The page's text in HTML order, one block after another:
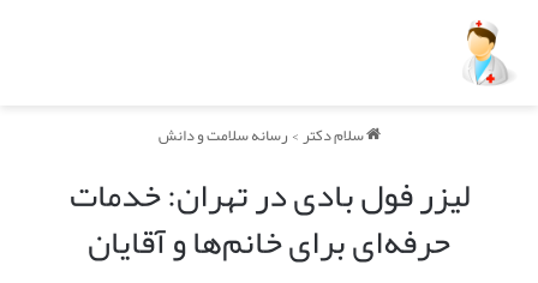
سلام دکتر>رسانه سلامت و دانش
لیزر فول بادی در تهران: خدمات
حرفه‌ای برای خانم‌ها و آقایان